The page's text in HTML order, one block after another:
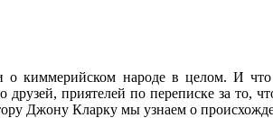
киммерийском народе в целом. И что
приятелей по переписке за то,
Джону Кларку мы узнаем о